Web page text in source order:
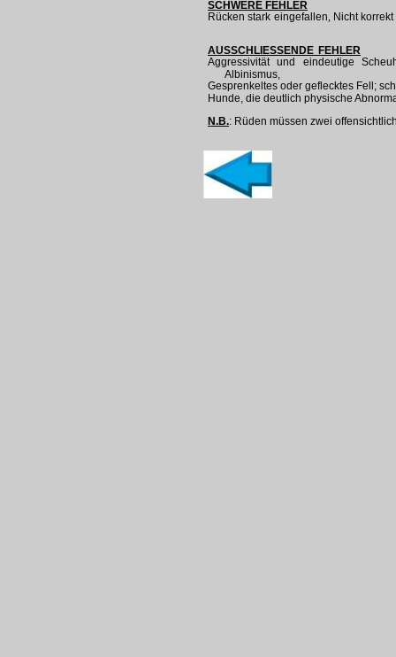
SCHWERE FEHLER
Rücken stark eingefallen, Nicht
AUSSCHLIESSENDE FEHLER
Aggressivität und eindeutige
Albinismus,
Gesprenkeltes oder geflecktes Fell;
Hunde, die deutlich physische
N.B.: Rüden müssen zwei